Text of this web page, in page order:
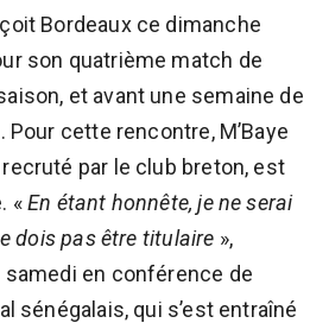
Bordeaux ce dimanche
son quatrième match de
et avant une semaine de
cette rencontre, M’Baye
par le club breton, est
«En étant honnête, je ne serai
dois pas être titulaire »,
en conférence de
sénégalais, qui s’est entraîné